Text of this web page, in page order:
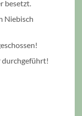
besetzt.
Niebisch